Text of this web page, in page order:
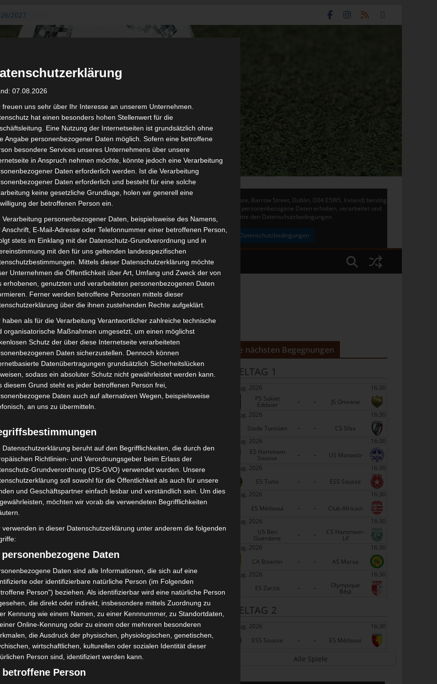
2027
August
aus der
der ersten 15
2027 –
20.
AS Soliman
zu
Für die Nutzung von Google Adsense (Google Ireland Limited, Gordon House, Barrow Street, Dublin, D04 E5W5, Ireland) benötigen
wir laut DSGVO Ihre Zustimmung. Es werden seitens Google Adsense personenbezogene Daten erhoben, verarbeitet und
gespeichert. Welche Daten genau entnehmen Sie bitte den Datenschutzbedingungen.
✓ Erlauben Datenschutzbedingungen
STADIEN IMPRESSUM
Bizertin (CAB) – Union Sportive Monastirienne (USMO)
2023-16:30
2024 - Gruppenphase| Spieltag 2
0-1
:2 Union Sportive
Monastirienne (USMO)
Bizerté (Stadion des 15. Oktober)
44' Tor
B. Sarr
72' Tor
B. Traoré
Union Sportive Monastirienne (USMO)
M B. Sarr
O B. Traoré
Die nächsten Begegnungen
SPIELTAG 1
22 Aug. 2026
16:30
PS Sakiet
Eddaïer - -
JS Omrane
22 Aug. 2026
16:30
Stade Tunisien
- -
CS Sfax
22 Aug. 2026
16:30
ES Hammam
Sousse - -
US Monastir
22 Aug. 2026
16:30
ES Tunis
- -
ESS Sousse
22 Aug. 2026
16:30
ES Métlaoui
- -
Club Africain
22 Aug. 2026
16:30
US Ben
Guerdane - - CS Hammam-
Lif
22 Aug. 2026
16:30
CA Bizertin
- -
AS Marsa
22 Aug. 2026
16:30
ES Zarzis
- - Olympique
Béjà
SPIELTAG 2
29 Aug. 2026
16:30
ESS Sousse
- - ES Métlaoui
Alle Spiele
07.08.2026
freuen uns sehr über Ihr Interesse an unserem Unternehmen.
hat einen besonders hohen Stellenwert für die
Eine Nutzung der Internetseiten ist grundsätzlich ohne
Angabe personenbezogener Daten möglich. Sofern eine betroffene
besondere Services unseres Unternehmens über unsere
in Anspruch nehmen möchte, könnte jedoch eine Verarbeitung
Daten erforderlich werden. Ist die Verarbeitung
Daten erforderlich und besteht für eine solche
keine gesetzliche Grundlage, holen wir generell eine
der betroffenen Person ein.
Verarbeitung personenbezogener Daten, beispielsweise des Namens,
Anschrift, E-Mail-Adresse oder Telefonnummer einer betroffenen Person,
stets im Einklang mit der Datenschutz-Grundverordnung und in
mit den für uns geltenden landesspezifischen
Mittels dieser Datenschutzerklärung möchte
Unternehmen die Öffentlichkeit über Art, Umfang und Zweck der von
erhobenen, genutzten und verarbeiteten personenbezogenen Daten
Ferner werden betroffene Personen mittels dieser
über die ihnen zustehenden Rechte aufgeklärt.
haben als für die Verarbeitung Verantwortlicher zahlreiche technische
organisatorische Maßnahmen umgesetzt, um einen möglichst
Schutz der über diese Internetseite verarbeiteten
Daten sicherzustellen. Dennoch können
Datenübertragungen grundsätzlich Sicherheitslücken
sodass ein absoluter Schutz nicht gewährleistet werden kann.
diesem Grund steht es jeder betroffenen Person frei,
Daten auch auf alternativen Wegen, beispielsweise
an uns zu übermitteln.
Datenschutzerklärung beruht auf den Begrifflichkeiten, die durch den
Richtlinien- und Verordnungsgeber beim Erlass der
Grundverordnung (DS-GVO) verwendet wurden. Unsere
soll sowohl für die Öffentlichkeit als auch für unsere
und Geschäftspartner einfach lesbar und verständlich sein. Um dies
möchten wir vorab die verwendeten Begrifflichkeiten
verwenden in dieser Datenschutzerklärung unter anderem die folgenden
personenbezogene Daten
Daten sind alle Informationen, die sich auf eine
oder identifizierbare natürliche Person (im Folgenden
Person") beziehen. Als identifizierbar wird eine natürliche Person
die direkt oder indirekt, insbesondere mittels Zuordnung zu
Kennung wie einem Namen, zu einer Kennnummer, zu Standortdaten,
Online-Kennung oder zu einem oder mehreren besonderen
die Ausdruck der physischen, physiologischen, genetischen,
wirtschaftlichen, kulturellen oder sozialen Identität dieser
Person sind, identifiziert werden kann.
betroffene Person